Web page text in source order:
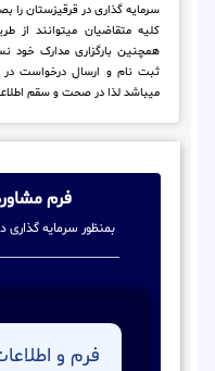
سرمایه گذاری در قرقیزستان را
کلیه متقاضیان میتوانند از
همچنین بارگزاری مدارک خود
ثبت نام و ارسال درخواست در
میباشد لذا در صحت و سقم
فرم
بمنظور سرمایه گذاری
فرم و